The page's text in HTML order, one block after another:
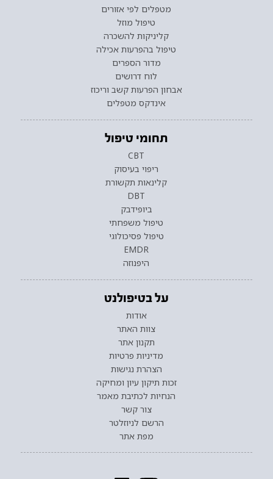
מטפלים לפי אזורים
טיפול מוזל
קליניקות להשכרה
טיפול בהפרעות אכילה
מדור הספרים
לוח דרושים
אבחון הפרעות קשב וריכוז
אינדקס מטפלים
תחומי טיפול
CBT
ריפוי בעיסוק
קלינאות תקשורת
DBT
ביופידבק
טיפול משפחתי
טיפול פסיכולוגי
EMDR
היפנוזה
על בטיפולנט
אודות
צוות האתר
תקנון אתר
מדיניות פרטיות
הצהרת נגישות
זכות תיקון עיון ומחיקה
הנחיות לכתיבת מאמר
צור קשר
הרשם לניוזלטר
מפת אתר